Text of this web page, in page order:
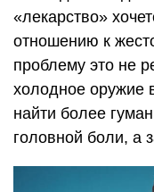
«лекарство»
отношению к
проблему это не
холодное оружие
найти более
головной боли, а